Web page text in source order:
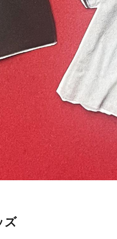
ズ